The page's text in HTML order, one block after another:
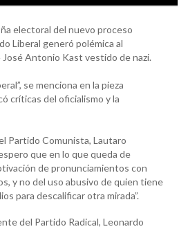
electoral del nuevo proceso
Liberal generó polémica al
Antonio Kast vestido de nazi.
se menciona en la pieza
críticas del oficialismo y la
Partido Comunista, Lautaro
que en lo que queda de
de pronunciamientos con
y no del uso abusivo de quien tiene
para descalificar otra mirada”.
del Partido Radical, Leonardo